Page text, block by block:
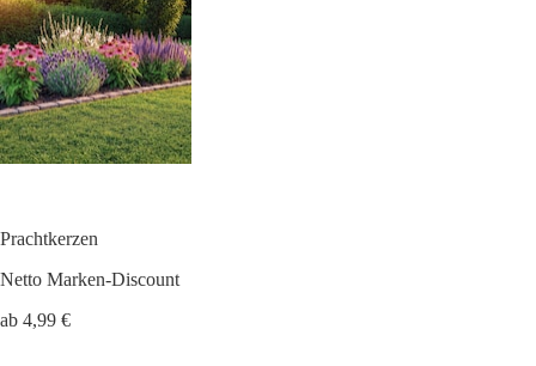
Prachtkerzen
Netto Marken-Discount
ab 4,99 €